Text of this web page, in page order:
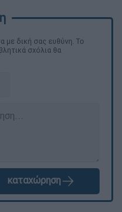
με δική σας ευθύνη. Το
σχόλια θα
καταχώρηση